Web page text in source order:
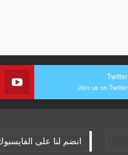
Twitter
Join us on Twitter
انضم لنا على